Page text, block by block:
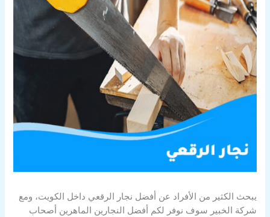
يبحث الكثير من الأفراد عن أفضل نجار الرقعي داخل الكويت، ومع
شركة الخبير سوف نوفر لكم أفضل النجارين الماهرين أصحاب